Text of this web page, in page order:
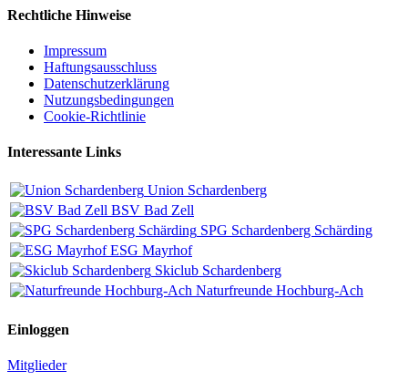
Rechtliche Hinweise
Impressum
Haftungsausschluss
Datenschutzerklärung
Nutzungsbedingungen
Cookie-Richtlinie
Interessante Links
Union Schardenberg
BSV Bad Zell
SPG Schardenberg Schärding
ESG Mayrhof
Skiclub Schardenberg
Naturfreunde Hochburg-Ach
Einloggen
Mitglieder